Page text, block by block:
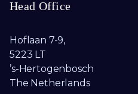
Head Office
Hoflaan 7-9,
5223 LT
’s-Hertogenbosch
The Netherlands